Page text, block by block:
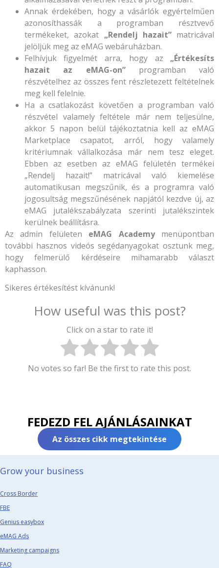
Annak érdekében, hogy a vásárlók egyértelműen
azonosíthassák a programban résztvevő
termékeket, azokat „Rendelj hazait”matricával
jelöljük meg az eMAG webáruházban.
Felhívjuk figyelmét arra, hogy az „Értékesíts
hazait az eMAG-on”programban való
részvételhez az összes fent részletezett feltételnek
meg kell felelnie.
Ha a csatlakozást követően a programban való
részvétel valamely feltétele már nem teljesülne,
akkor 5 napon belül tájékoztatnia kell az eMAG
Marketplace csapatot, arról, hogy valamely
kritériumnak vállalkozása már nem tesz eleget.
Ebben az esetben az eMAG felületén termékei
„Rendelj hazait!” matricával való kiemelése
automatikusan megszűnik, és a programra való
jogosultság megszűnésének napjától kezdve új, az
eMAG jutalékszabályzata szerinti jutalékszintek
kerülnek beállításra.
Az admin felületen eMAG Academymenüpontban
további hasznos videós segédanyagokat osztunk meg,
hogy felmerülő kérdéseire mihamarabb választ
kaphasson.
Sikeres értékesítést kívánunk!
How useful was this post?
Click on a star to rate it!
No votes so far! Be the first to rate this post.
FEDEZD FEL AJÁNLÁSAINKAT
Az összes cikk megtekintése
Grow your business​
Cross Border
FBE
Genius easybox
eMAG Ads
Marketing campaigns
FAQ